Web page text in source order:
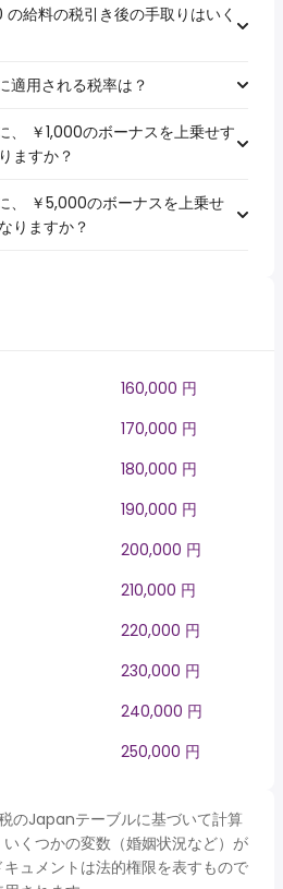
給料の税引き後の手取りはいく
適用される税率は？
、 ￥1,000のボーナスを上乗せす
ますか？
、 ￥5,000のボーナスを上乗せ
りますか？
160,000 円
170,000 円
180,000 円
190,000 円
200,000 円
210,000 円
220,000 円
230,000 円
240,000 円
250,000 円
のJapanテーブルに基づいて計算
くつかの変数（婚姻状況など）が
ュメントは法的権限を表すもので